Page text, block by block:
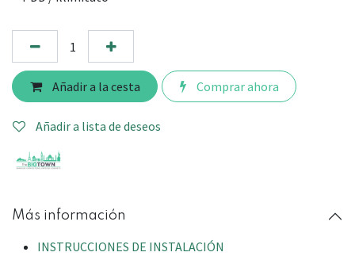
Añadir a la cesta Comprar ahora
Añadir a lista de deseos
Más información
INSTRUCCIONES DE INSTALACIÓN